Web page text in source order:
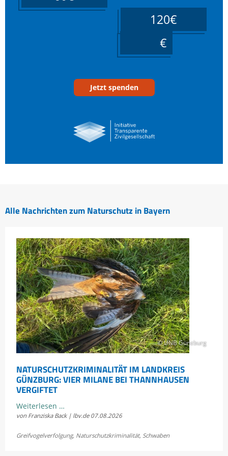
120€
Jetzt spenden
Alle Nachrichten zum Naturschutz in Bayern
© UNB Günzburg
NATURSCHUTZKRIMINALITÄT IM LANDKREIS
GÜNZBURG: VIER MILANE BEI THANNHAUSEN
VERGIFTET
Weiterlesen …Naturschutzkriminalität
im
Günzburg:
von Franziska Back | lbv.de 07.08.2026
Greifvogelverfolgung, Naturschutzkriminalität, Schwaben